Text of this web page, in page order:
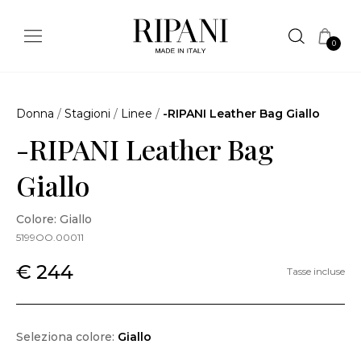
0
Donna / Stagioni / Linee / -RIPANI Leather Bag Giallo
-RIPANI Leather Bag
Giallo
Colore: Giallo
5199OO.00011
€ 244 Tasse incluse
Seleziona colore: Giallo